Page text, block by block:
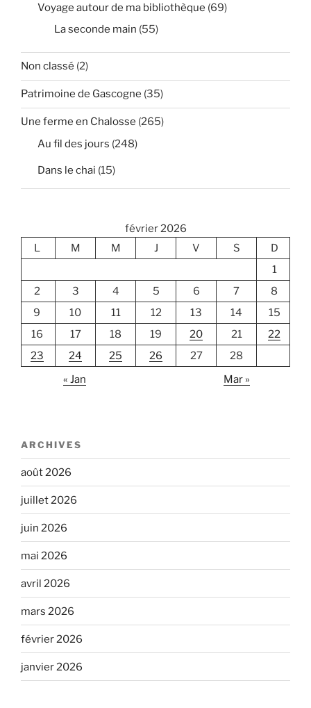
Voyage autour de ma bibliothèque (69)
La seconde main (55)
Non classé (2)
Patrimoine de Gascogne (35)
Une ferme en Chalosse (265)
Au fil des jours (248)
Dans le chai (15)
février 2026
L
M M J V S
D
1
2
3 4 5 6 7
8
9
10 11 12 13 14
15
16
17 18 19 20 21
22
23
24 25 26 27
28
« Jan
Mar »
ARCHIVES
août 2026
juillet 2026
juin 2026
mai 2026
avril 2026
mars 2026
février 2026
janvier 2026